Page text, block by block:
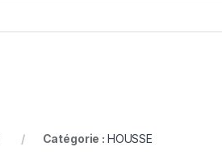
Catégorie : HOUSSE